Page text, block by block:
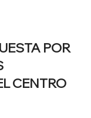
DE ÉXITO